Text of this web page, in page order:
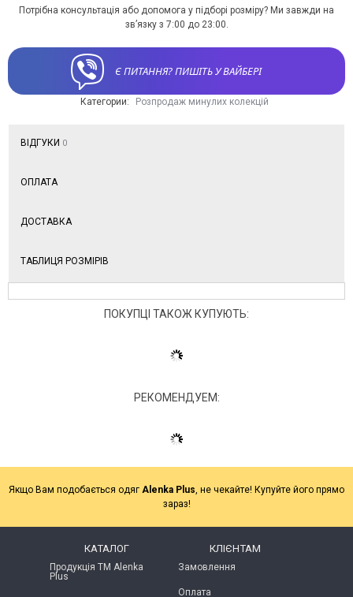
Потрібна консультація або допомога у підборі розміру? Ми завжди на
зв’язку з 7:00 до 23:00.
Є ПИТАННЯ? ПИШІТЬ У ВАЙБЕРІ
Категории: Розпродаж минулих колекцій
ВІДГУКИ 0
ОПЛАТА
ДОСТАВКА
ТАБЛИЦЯ РОЗМІРІВ
ПОКУПЦІ ТАКОЖ КУПУЮТЬ:
РЕКОМЕНДУЕМ:
Якщо Вам подобається одяг Alenka Plus , не чекайте! Купуйте його прямо
зараз!
КАТАЛОГ
Продукція ТМ Alenka
Plus
КЛІЄНТАМ
Замовлення
Оплата